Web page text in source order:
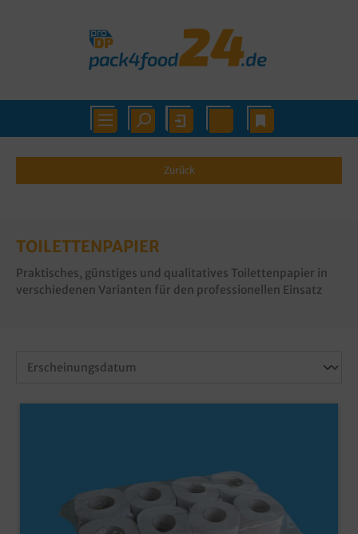
Zurück
TOILETTENPAPIER
Praktisches, günstiges und qualitatives Toilettenpapier in
verschiedenen Varianten für den professionellen Einsatz